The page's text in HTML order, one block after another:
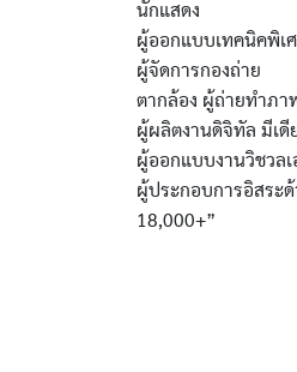
นักแสดง
ผู้ออกแบบเทคนิคพิเ
ผู้จัดการกองถ่าย
ตากล้อง ผู้ถ่ายทำภ
ผู้ผลิตงานดิจิทัล มีเดี
ผู้ออกแบบงานวิชวล
ผู้ประกอบการอิสระ
18,000+”